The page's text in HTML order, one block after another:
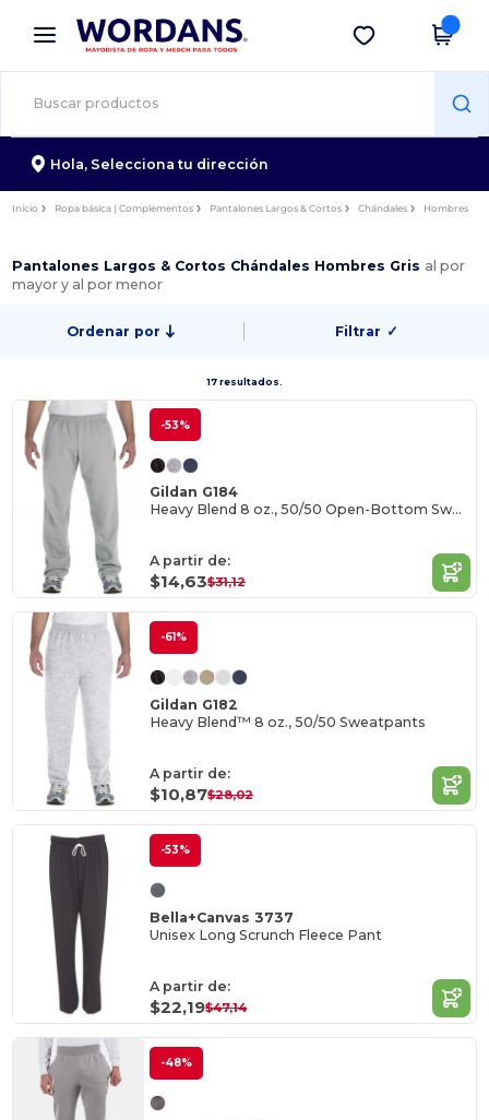
× App de Wordans
¡Mejores precios en app!
Descargar app
Hola, Selecciona tu dirección
Inicio Ropa básica | Complementos Pantalones Largos & Cortos Chándales Hombres
Pantalones Largos & Cortos Chándales Hombres Gris al por
mayor y al por menor
Ordenar por Filtrar ✓
17 resultados.
-53%
Gildan G184
Heavy Blend 8 oz., 50/50 Open-Bottom Sweatpants
A partir de:
$14,63$31,12
-61%
Gildan G182
Heavy Blend™ 8 oz., 50/50 Sweatpants
A partir de:
$10,87$28,02
-53%
Bella+Canvas 3737
Unisex Long Scrunch Fleece Pant
A partir de:
$22,19$47,14
-48%